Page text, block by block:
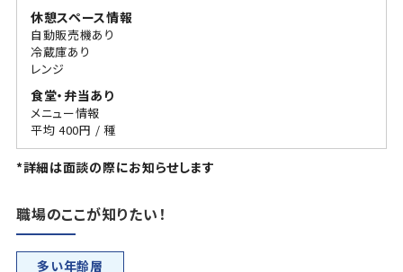
休憩スペース情報
自動販売機あり
冷蔵庫あり
レンジ
食堂・弁当あり
メニュー情報
平均 400円 / 種
*詳細は面談の際にお知らせします
職場のここが知りたい！
多い年齢層